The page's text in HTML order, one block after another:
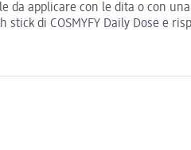
da applicare con le dita o con
di COSMYFY Daily Dose e